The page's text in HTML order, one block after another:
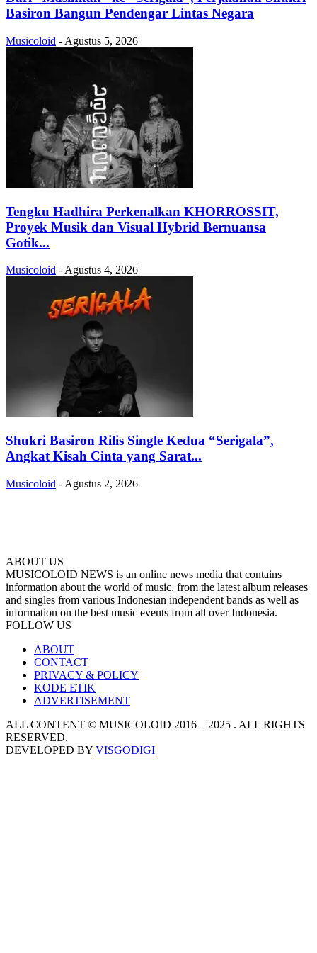
Basiron Bangun Pendengar Lintas Negara
Musicoloid - Agustus 5, 2026
Tengku Hadhira Perkenalkan KHORROSSIT,
Proyek Musik dan Visual Hybrid Bernuansa
Gotik...
Musicoloid - Agustus 4, 2026
Shukri Basiron Rilis Single Kedua “Serigala”,
Angkat Kisah Cinta yang Sarat...
Musicoloid - Agustus 2, 2026
ABOUT US
MUSICOLOID NEWS is an online news media that contains
information about the world of music, from the latest album releases
and singles from various Indonesian independent bands as well as
information on the best music events from all over Indonesia.
FOLLOW US
ABOUT
CONTACT
PRIVACY & POLICY
KODE ETIK
ADVERTISEMENT
ALL CONTENT © MUSICOLOID 2016 – 2025 . ALL RIGHTS
RESERVED.
DEVELOPED BY VISGODIGI